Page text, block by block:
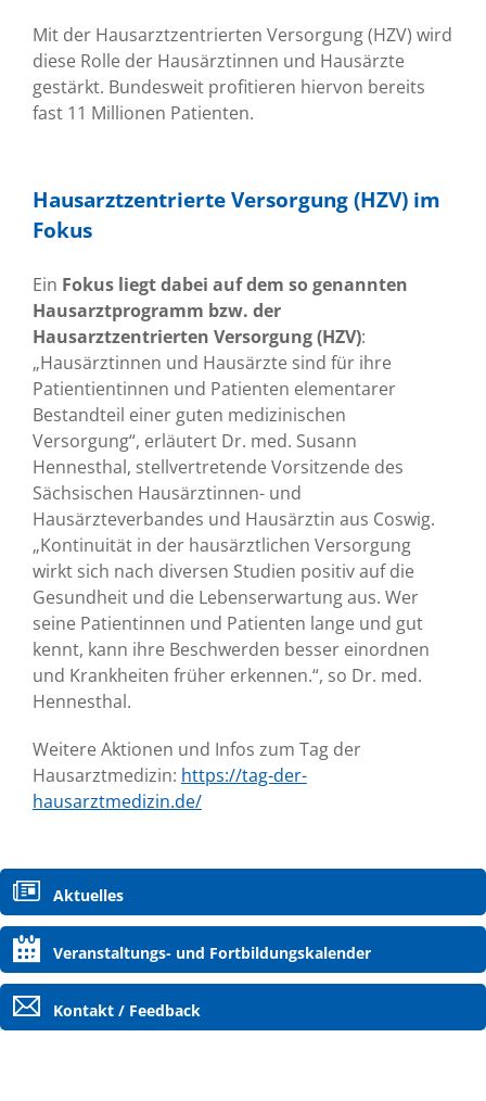
Mit der Hausarztzentrierten Versorgung (HZV) wird
diese Rolle der Hausärztinnen und Hausärzte
gestärkt. Bundesweit profitieren hiervon bereits
fast 11 Millionen Patienten.
Hausarztzentrierte Versorgung (HZV) im
Fokus
Ein Fokus liegt dabei auf dem so genannten
Hausarztprogramm bzw. der
Hausarztzentrierten Versorgung (HZV):
„Hausärztinnen und Hausärzte sind für ihre
Patientientinnen und Patienten elementarer
Bestandteil einer guten medizinischen
Versorgung“, erläutert Dr. med. Susann
Hennesthal, stellvertretende Vorsitzende des
Sächsischen Hausärztinnen- und
Hausärzteverbandes und Hausärztin aus Coswig.
„Kontinuität in der hausärztlichen Versorgung
wirkt sich nach diversen Studien positiv auf die
Gesundheit und die Lebenserwartung aus. Wer
seine Patientinnen und Patienten lange und gut
kennt, kann ihre Beschwerden besser einordnen
und Krankheiten früher erkennen.“, so Dr. med.
Hennesthal.
Weitere Aktionen und Infos zum Tag der
Hausarztmedizin: https://tag-der-
hausarztmedizin.de/
Navigation
überspringen
Aktuelles
Veranstaltungs- und Fortbildungskalender
Kontakt / Feedback